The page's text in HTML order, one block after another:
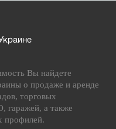
Вы найдете
о продаже и аренде
торговых
гаражей, а также
профилей.